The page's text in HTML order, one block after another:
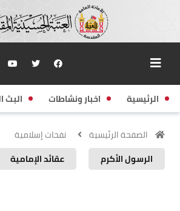
الرئيسية اخبار ونشاطات البث
الصفحة الرئيسية
نفحات إسلامية
الرسول الأكرم
عقائد الإمامية